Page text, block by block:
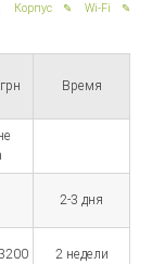
Корпус
Wi-Fi
Время
2-3 дня
2 недели